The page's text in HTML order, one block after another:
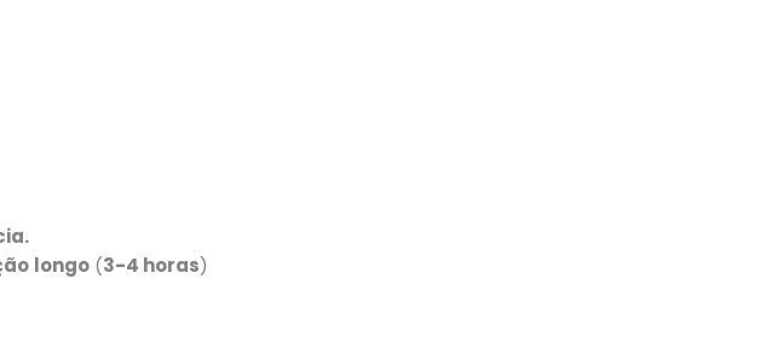
.
longo (3-4 horas)